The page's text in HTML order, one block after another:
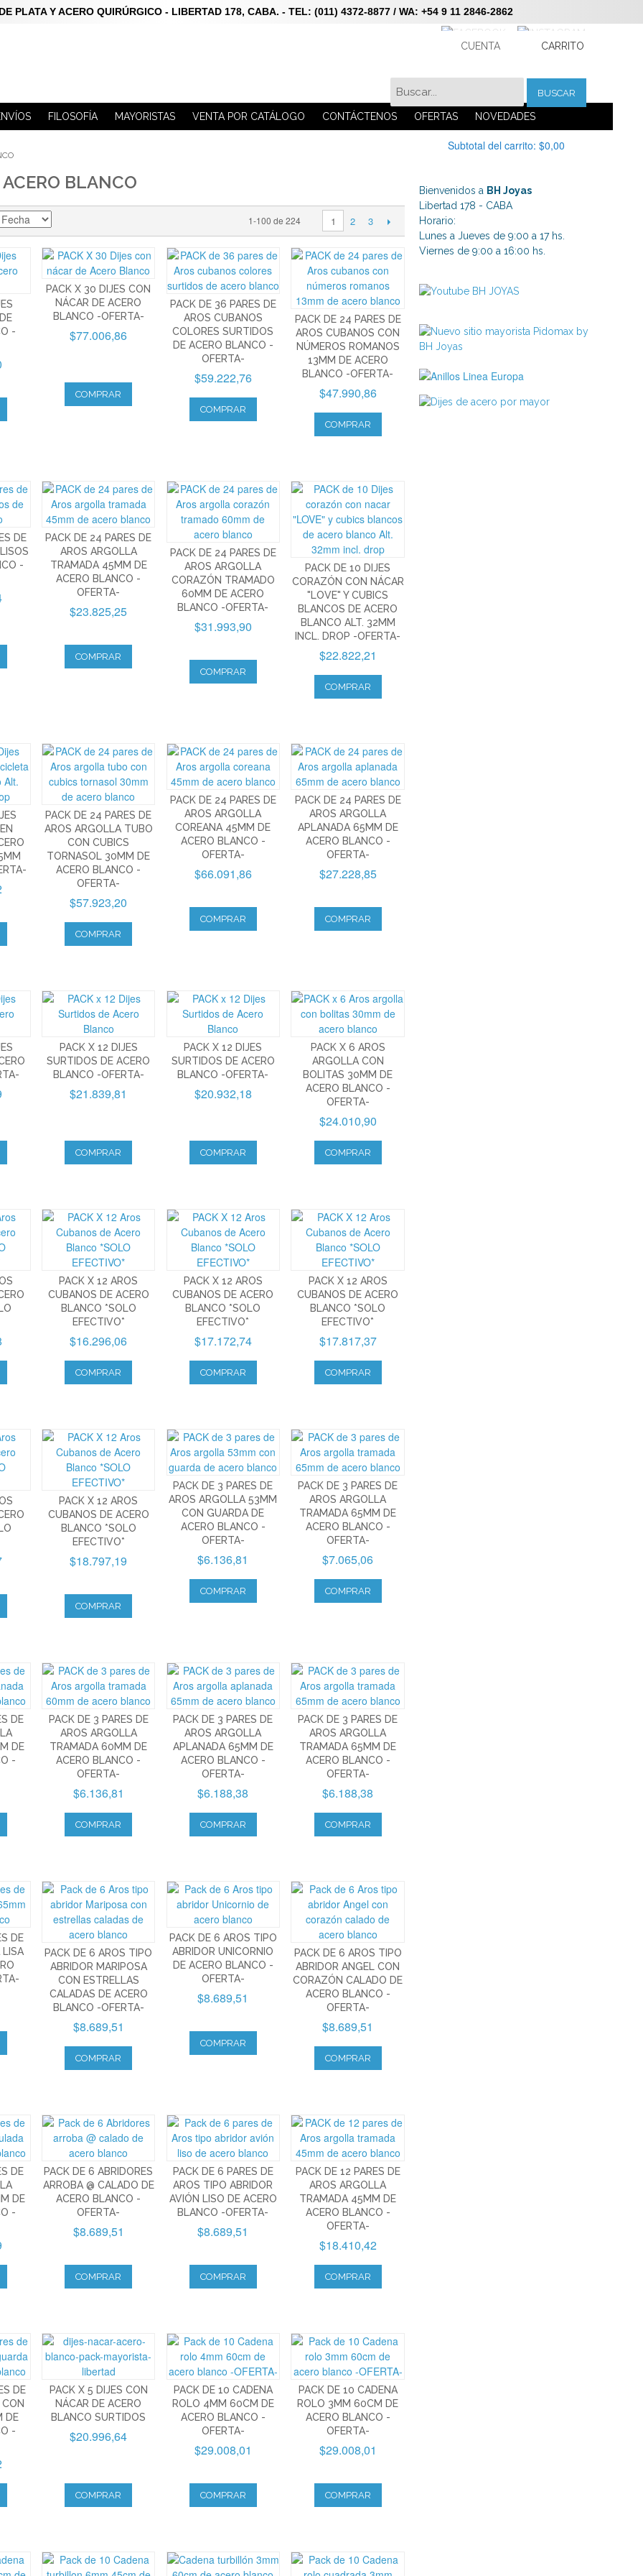
PLATA Y ACERO QUIRÚRGICO - LIBERTAD 178, CABA. - TEL: (011) 4372-8877 / WA: +54 9 11 2846-2862
CUENTA CARRITO
FILOSOFÍA MAYORISTAS VENTA POR CATÁLOGO CONTÁCTENOS OFERTAS NOVEDADES
BUSCAR
Subtotal del carrito: $0,00
ACERO BLANCO
1-100 de 224 1 2 3
-
PACK X 30 DIJES CON
NÁCAR DE ACERO
BLANCO -OFERTA-
$77.006,86
COMPRAR
PACK DE 36 PARES DE
AROS CUBANOS
COLORES SURTIDOS
DE ACERO BLANCO -
OFERTA-
$59.222,76
COMPRAR
PACK DE 24 PARES DE
AROS CUBANOS CON
NÚMEROS ROMANOS
13MM DE ACERO
BLANCO -OFERTA-
$47.990,86
COMPRAR
DE
-
PACK DE 24 PARES DE
AROS ARGOLLA
TRAMADA 45MM DE
ACERO BLANCO -
OFERTA-
$23.825,25
COMPRAR
PACK DE 24 PARES DE
AROS ARGOLLA
CORAZÓN TRAMADO
60MM DE ACERO
BLANCO -OFERTA-
$31.993,90
COMPRAR
PACK DE 10 DIJES
CORAZÓN CON NÁCAR
"LOVE" Y CUBICS
BLANCOS DE ACERO
BLANCO ALT. 32MM
INCL. DROP -OFERTA-
$22.822,21
COMPRAR
PACK DE 24 PARES DE
AROS ARGOLLA TUBO
CON CUBICS
TORNASOL 30MM DE
ACERO BLANCO -
OFERTA-
$57.923,20
COMPRAR
PACK DE 24 PARES DE
AROS ARGOLLA
COREANA 45MM DE
ACERO BLANCO -
OFERTA-
$66.091,86
COMPRAR
PACK DE 24 PARES DE
AROS ARGOLLA
APLANADA 65MM DE
ACERO BLANCO -
OFERTA-
$27.228,85
COMPRAR
PACK X 12 DIJES
SURTIDOS DE ACERO
BLANCO -OFERTA-
$21.839,81
COMPRAR
PACK X 12 DIJES
SURTIDOS DE ACERO
BLANCO -OFERTA-
$20.932,18
COMPRAR
PACK X 6 AROS
ARGOLLA CON
BOLITAS 30MM DE
ACERO BLANCO -
OFERTA-
$24.010,90
COMPRAR
PACK X 12 AROS
CUBANOS DE ACERO
BLANCO *SOLO
EFECTIVO*
$16.296,06
COMPRAR
PACK X 12 AROS
CUBANOS DE ACERO
BLANCO *SOLO
EFECTIVO*
$17.172,74
COMPRAR
PACK X 12 AROS
CUBANOS DE ACERO
BLANCO *SOLO
EFECTIVO*
$17.817,37
COMPRAR
PACK X 12 AROS
CUBANOS DE ACERO
BLANCO *SOLO
EFECTIVO*
$18.797,19
COMPRAR
PACK DE 3 PARES DE
AROS ARGOLLA 53MM
CON GUARDA DE
ACERO BLANCO -
OFERTA-
$6.136,81
COMPRAR
PACK DE 3 PARES DE
AROS ARGOLLA
TRAMADA 65MM DE
ACERO BLANCO -
OFERTA-
$7.065,06
COMPRAR
DE
DE
-
PACK DE 3 PARES DE
AROS ARGOLLA
TRAMADA 60MM DE
ACERO BLANCO -
OFERTA-
$6.136,81
COMPRAR
PACK DE 3 PARES DE
AROS ARGOLLA
APLANADA 65MM DE
ACERO BLANCO -
OFERTA-
$6.188,38
COMPRAR
PACK DE 3 PARES DE
AROS ARGOLLA
TRAMADA 65MM DE
ACERO BLANCO -
OFERTA-
$6.188,38
COMPRAR
DE
LISA
PACK DE 6 AROS TIPO
ABRIDOR MARIPOSA
CON ESTRELLAS
CALADAS DE ACERO
BLANCO -OFERTA-
$8.689,51
COMPRAR
PACK DE 6 AROS TIPO
ABRIDOR UNICORNIO
DE ACERO BLANCO -
OFERTA-
$8.689,51
COMPRAR
PACK DE 6 AROS TIPO
ABRIDOR ANGEL CON
CORAZÓN CALADO DE
ACERO BLANCO -
OFERTA-
$8.689,51
COMPRAR
DE
DE
-
PACK DE 6 ABRIDORES
ARROBA @ CALADO DE
ACERO BLANCO -
OFERTA-
$8.689,51
COMPRAR
PACK DE 6 PARES DE
AROS TIPO ABRIDOR
AVIÓN LISO DE ACERO
BLANCO -OFERTA-
$8.689,51
COMPRAR
PACK DE 12 PARES DE
AROS ARGOLLA
TRAMADA 45MM DE
ACERO BLANCO -
OFERTA-
$18.410,42
COMPRAR
DE
DE
-
PACK X 5 DIJES CON
NÁCAR DE ACERO
BLANCO SURTIDOS
$20.996,64
COMPRAR
PACK DE 10 CADENA
ROLO 4MM 60CM DE
ACERO BLANCO -
OFERTA-
$29.008,01
COMPRAR
PACK DE 10 CADENA
ROLO 3MM 60CM DE
ACERO BLANCO -
OFERTA-
$29.008,01
COMPRAR
Bienvenidos a BH Joyas
Libertad 178 - CABA
Horario:
Lunes a Jueves de 9:00 a 17 hs.
Viernes de 9:00 a 16:00 hs.